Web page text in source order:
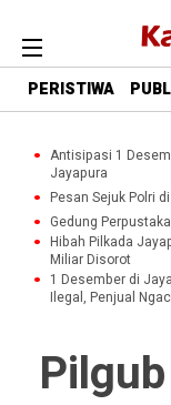
PERISTIWA
Antisipasi 1
Jayapura
Pesan Sejuk Polri
Gedung
Hibah Pilkada
Miliar Disorot
1 Desember di
Ilegal, Penjual